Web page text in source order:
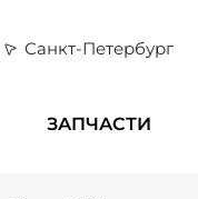
Санкт-Петербург
ЗАПЧАСТИ